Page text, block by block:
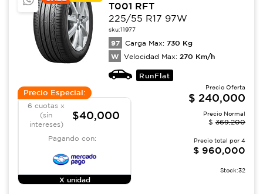
T001 RFT
225/55 R17 97W
sku:11977
97 Carga Max: 730 Kg
W Velocidad Max: 270 Km/h
RunFlat
Precio Especial:
6 cuotas x
(sin
intereses)
$40,000
Pagando con:
X unidad
Precio Oferta
$ 240,000
Precio Normal
$ 369,200
Precio total por 4
$ 960,000
Stock:32